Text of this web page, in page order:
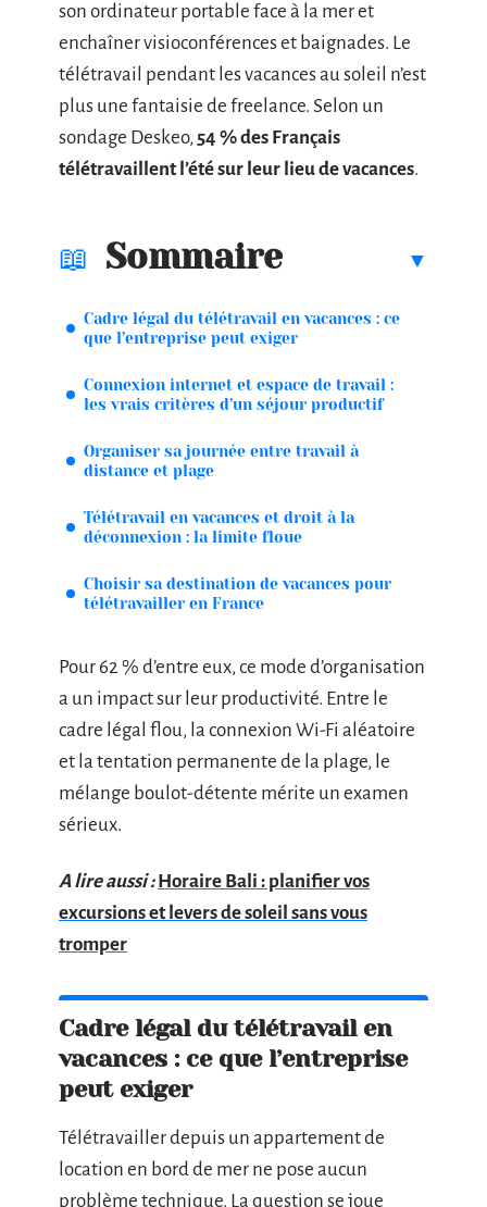
son ordinateur portable face à la mer et
enchaîner visioconférences et baignades. Le
télétravail pendant les vacances au soleil n’est
plus une fantaisie de freelance. Selon un
sondage Deskeo, 54 % des Français
télétravaillent l’été sur leur lieu de vacances.
Sommaire
Cadre légal du télétravail en vacances : ce
que l’entreprise peut exiger
Connexion internet et espace de travail :
les vrais critères d’un séjour productif
Organiser sa journée entre travail à
distance et plage
Télétravail en vacances et droit à la
déconnexion : la limite floue
Choisir sa destination de vacances pour
télétravailler en France
Pour 62 % d’entre eux, ce mode d’organisation
a un impact sur leur productivité. Entre le
cadre légal flou, la connexion Wi-Fi aléatoire
et la tentation permanente de la plage, le
mélange boulot-détente mérite un examen
sérieux.
A lire aussi : Horaire Bali : planifier vos
excursions et levers de soleil sans vous
tromper
Cadre légal du télétravail en
vacances : ce que l’entreprise
peut exiger
Télétravailler depuis un appartement de
location en bord de mer ne pose aucun
problème technique. La question se joue